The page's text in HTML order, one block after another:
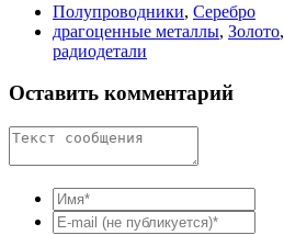
Полупроводники, Серебро
драгоценные металлы, Золото,
радиодетали
Оставить комментарий